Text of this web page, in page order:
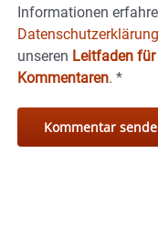
Informationen
unseren Leitfaden
Kommentaren. *